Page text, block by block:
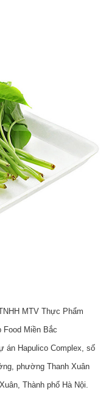
MTV Thực Phẩm
Food Miền Bắc
án Hapulico Complex, số
phường Thanh Xuân
Thành phố Hà Nội.